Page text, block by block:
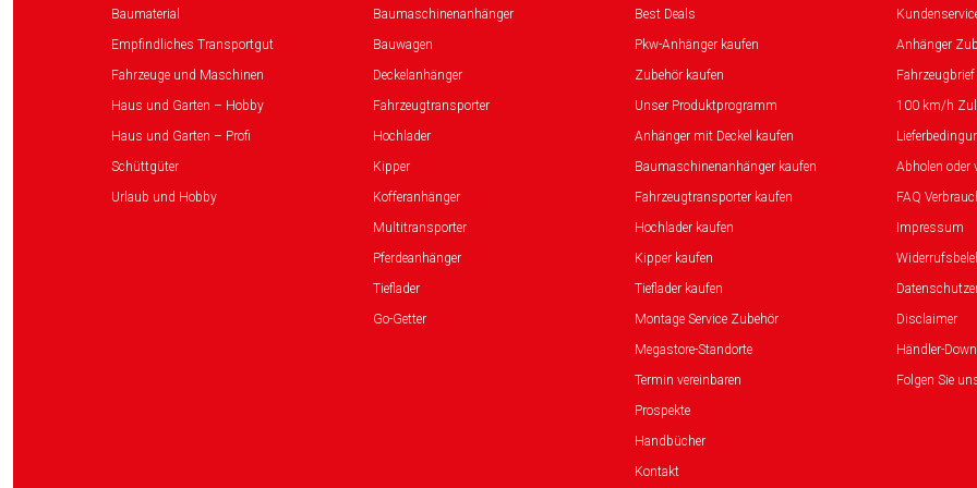
Baumaterial
Empfindliches Transportgut
Fahrzeuge und Maschinen
Haus und Garten – Hobby
Haus und Garten – Profi
Schüttgüter
Urlaub und Hobby
Baumaschinenanhänger
Bauwagen
Deckelanhänger
Fahrzeugtransporter
Hochlader
Kipper
Kofferanhänger
Multitransporter
Pferdeanhänger
Tieflader
Go-Getter
Best Deals
Pkw-Anhänger kaufen
Zubehör kaufen
Unser Produktprogramm
Anhänger mit Deckel kaufen
Baumaschinenanhänger kaufen
Fahrzeugtransporter kaufen
Hochlader kaufen
Kipper kaufen
Tieflader kaufen
Montage Service Zubehör
Megastore-Standorte
Termin vereinbaren
Prospekte
Handbücher
Kontakt
Anhänger
100 km/h
Abholen oder
FAQ
Impressum
Disclaimer
Händler-
Folgen Sie